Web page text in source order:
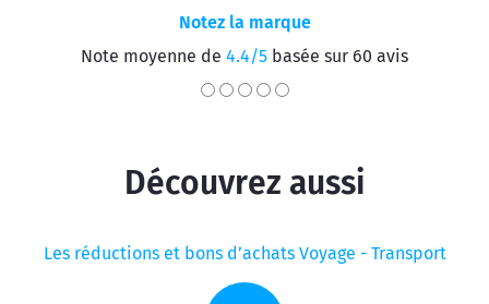
Notez la marque
Note moyenne de 4.4/5 basée sur 60 avis
Découvrez aussi
Les réductions et bons d’achats Voyage - Transport